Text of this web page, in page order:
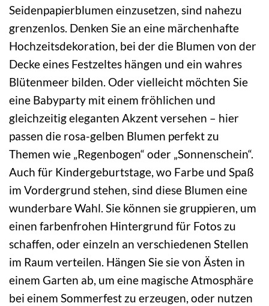
Seidenpapierblumen einzusetzen, sind nahezu
grenzenlos. Denken Sie an eine märchenhafte
Hochzeitsdekoration, bei der die Blumen von der
Decke eines Festzeltes hängen und ein wahres
Blütenmeer bilden. Oder vielleicht möchten Sie
eine Babyparty mit einem fröhlichen und
gleichzeitig eleganten Akzent versehen – hier
passen die rosa-gelben Blumen perfekt zu
Themen wie „Regenbogen“ oder „Sonnenschein“.
Auch für Kindergeburtstage, wo Farbe und Spaß
im Vordergrund stehen, sind diese Blumen eine
wunderbare Wahl. Sie können sie gruppieren, um
einen farbenfrohen Hintergrund für Fotos zu
schaffen, oder einzeln an verschiedenen Stellen
im Raum verteilen. Hängen Sie sie von Ästen in
einem Garten ab, um eine magische Atmosphäre
bei einem Sommerfest zu erzeugen, oder nutzen